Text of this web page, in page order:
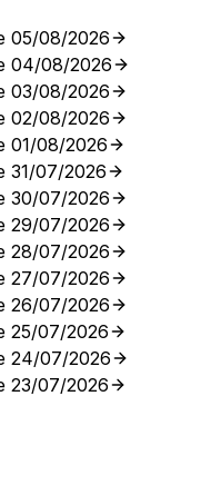
05/08/2026
04/08/2026
03/08/2026
02/08/2026
01/08/2026
31/07/2026
30/07/2026
29/07/2026
28/07/2026
27/07/2026
26/07/2026
25/07/2026
24/07/2026
23/07/2026